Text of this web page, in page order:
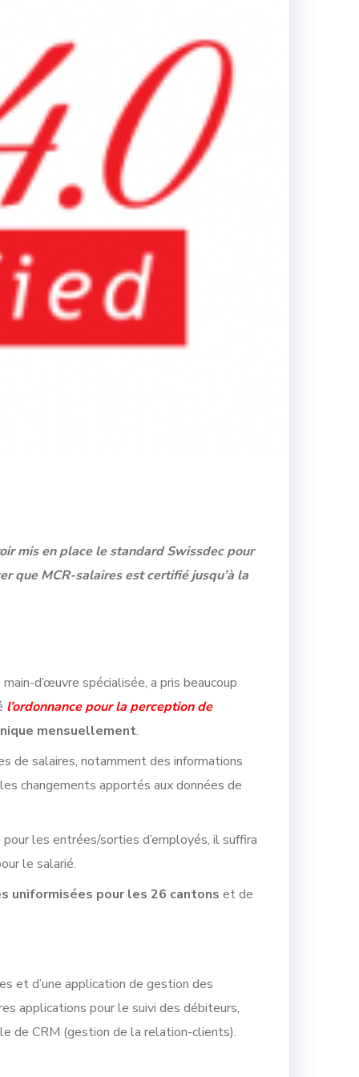
mis en place le standard Swissdec pour
que MCR-salaires est certifié jusqu’à la
d’œuvre spécialisée, a pris beaucoup
l’ordonnance pour la perception de
mensuellement.
de salaires, notamment des informations
changements apportés aux données de
les entrées/sorties d’employés, il suffira
le salarié.
uniformisées pour les 26 cantons et de
et d’une application de gestion des
applications pour le suivi des débiteurs,
de CRM (gestion de la relation-clients).